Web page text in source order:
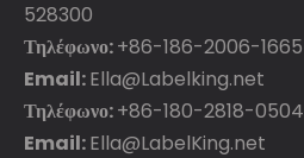
528300
Τηλέφωνο:+86-186-2006-1665
Email:Ella@Labelking.net
Τηλέφωνο:+86-180-2818-0504
Email:Ella@LabelKing.net